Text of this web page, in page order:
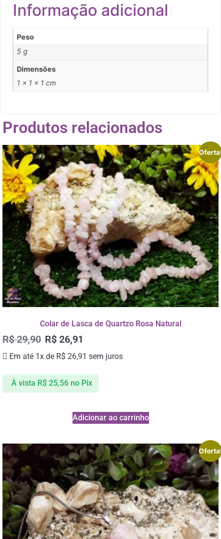
Informação adicional
Peso
5 g
Dimensões
1 × 1 × 1 cm
Produtos relacionados
Colar de Lasca de Quartzo Rosa Natural
R$29,90 R$ 26,91
Em até 1x de R$ 26,91 sem juros
À vista R$25,56 no Pix
Adicionar ao carrinho